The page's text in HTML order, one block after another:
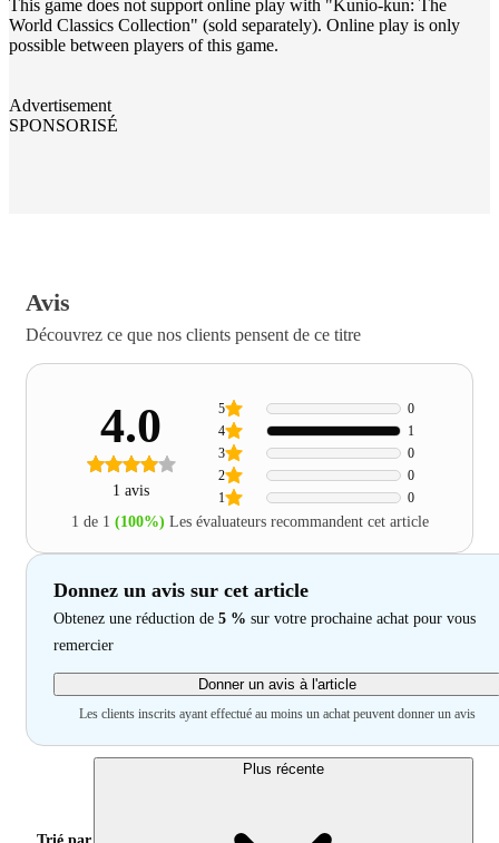
This game does not support online play with "Kunio-kun: The
World Classics Collection" (sold separately). Online play is only
possible between players of this game.
Advertisement
SPONSORISÉ
Avis
Découvrez ce que nos clients pensent de ce titre
4.0
1 avis 1 0
2 0
3 0
4 1
5 0
1 de 1 (100%) Les évaluateurs recommandent cet article
Donnez un avis sur cet article
Obtenez une réduction de 5 % sur votre prochaine achat pour vous
remercier
Donner un avis à l'article
Les clients inscrits ayant effectué au moins un achat peuvent donner un avis
Plus récente